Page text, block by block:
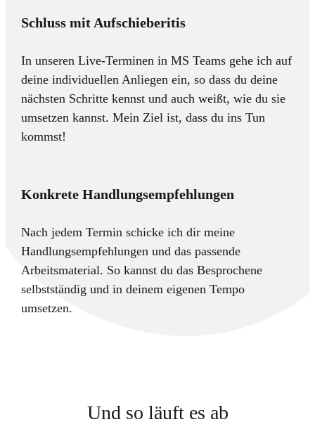
Schluss mit Aufschieberitis
In unseren Live-Terminen in MS Teams gehe ich auf
deine individuellen Anliegen ein, so dass du deine
nächsten Schritte kennst und auch weißt, wie du sie
umsetzen kannst. Mein Ziel ist, dass du ins Tun
kommst!
Konkrete Handlungsempfehlungen
Nach jedem Termin schicke ich dir meine
Handlungsempfehlungen und das passende
Arbeitsmaterial. So kannst du das Besprochene
selbstständig und in deinem eigenen Tempo
umsetzen.
Und so läuft es ab